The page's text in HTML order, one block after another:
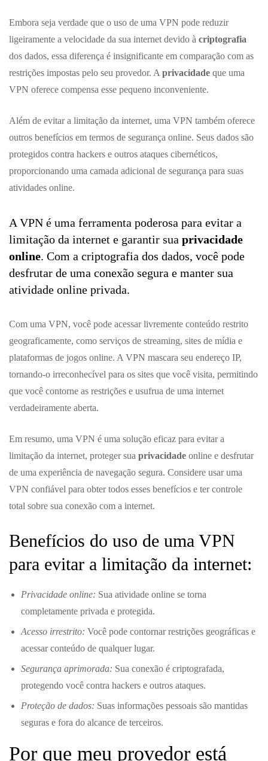
Embora seja verdade que o uso de uma VPN pode reduzir
ligeiramente a velocidade da sua internet devido à criptografia
dos dados, essa diferença é insignificante em comparação com as
restrições impostas pelo seu provedor. A privacidade que uma
VPN oferece compensa esse pequeno inconveniente.
Além de evitar a limitação da internet, uma VPN também oferece
outros benefícios em termos de segurança online. Seus dados são
protegidos contra hackers e outros ataques cibernéticos,
proporcionando uma camada adicional de segurança para suas
atividades online.
A VPN é uma ferramenta poderosa para evitar a
limitação da internet e garantir sua privacidade
online. Com a criptografia dos dados, você pode
desfrutar de uma conexão segura e manter sua
atividade online privada.
Com uma VPN, você pode acessar livremente conteúdo restrito
geograficamente, como serviços de streaming, sites de mídia e
plataformas de jogos online. A VPN mascara seu endereço IP,
tornando-o irreconhecível para os sites que você visita, permitindo
que você contorne as restrições e usufrua de uma internet
verdadeiramente aberta.
Em resumo, uma VPN é uma solução eficaz para evitar a
limitação da internet, proteger sua privacidade online e desfrutar
de uma experiência de navegação segura. Considere usar uma
VPN confiável para obter todos esses benefícios e ter controle
total sobre sua conexão com a internet.
Benefícios do uso de uma VPN
para evitar a limitação da internet:
Privacidade online: Sua atividade online se torna
completamente privada e protegida.
Acesso irrestrito: Você pode contornar restrições geográficas e
acessar conteúdo de qualquer lugar.
Segurança aprimorada: Sua conexão é criptografada,
protegendo você contra hackers e outros ataques.
Proteção de dados: Suas informações pessoais são mantidas
seguras e fora do alcance de terceiros.
Por que meu provedor está